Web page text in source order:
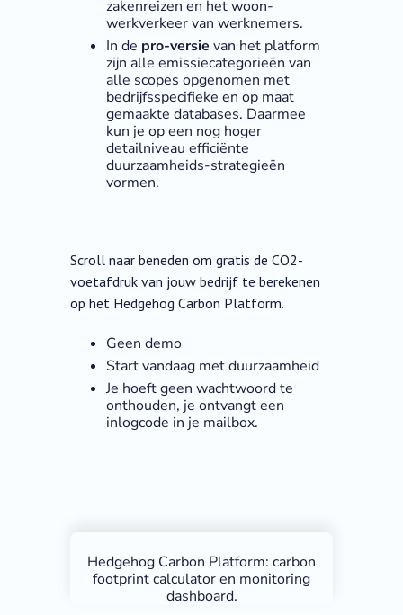
zakenreizen en het woon-
werkverkeer van werknemers.
In de pro-versie van het platform
zijn alle emissiecategorieën van
alle scopes opgenomen met
bedrijfsspecifieke en op maat
gemaakte databases. Daarmee
kun je op een nog hoger
detailniveau efficiënte
duurzaamheids-strategieën
vormen.
Scroll naar beneden om gratis de CO2-
voetafdruk van jouw bedrijf te berekenen
op het Hedgehog Carbon Platform.
Geen demo
Start vandaag met duurzaamheid
Je hoeft geen wachtwoord te
onthouden, je ontvangt een
inlogcode in je mailbox.
Hedgehog Carbon Platform: carbon
footprint calculator en monitoring
dashboard.